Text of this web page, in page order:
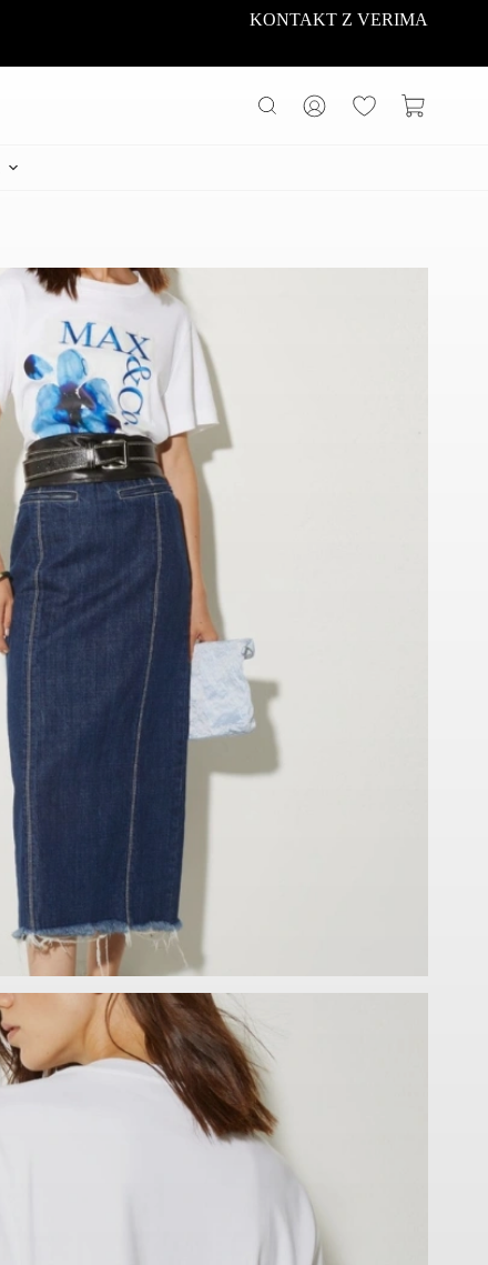
KONTAKT Z VERIMA
Koszyk